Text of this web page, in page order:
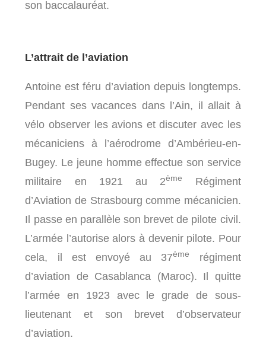
son baccalauréat.
L’attrait de l’aviation
Antoine est féru d’aviation depuis longtemps.
Pendant ses vacances dans l’Ain, il allait à
vélo observer les avions et discuter avec les
mécaniciens à l’aérodrome d’Ambérieu-en-
Bugey. Le jeune homme effectue son service
militaire en 1921 au 2ème
Régiment
d’Aviation de Strasbourg comme mécanicien.
Il passe en parallèle son brevet de pilote civil.
L’armée l’autorise alors à devenir pilote. Pour
cela, il est envoyé au 37ème
régiment
d’aviation de Casablanca (Maroc). Il quitte
l’armée en 1923 avec le grade de sous-
lieutenant et son brevet d’observateur
d’aviation.